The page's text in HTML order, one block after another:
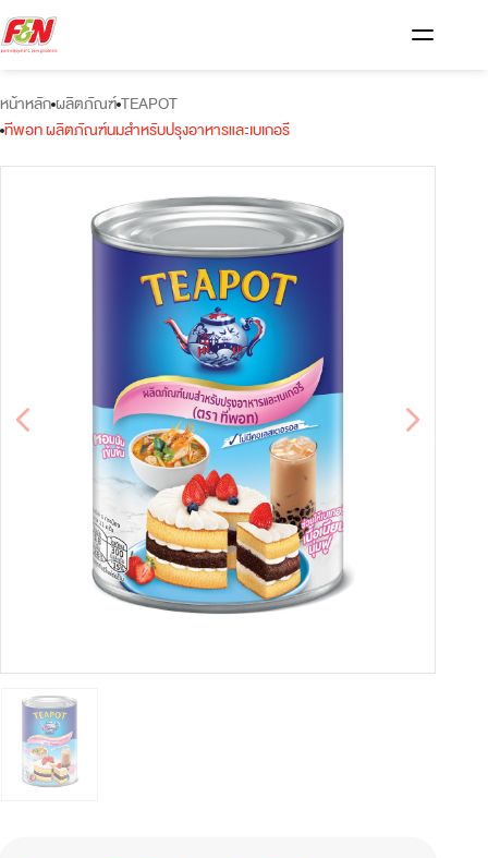
หน้าหลักผลิตภัณฑ์TEAPOT
ทีพอท ผลิตภัณฑ์นมสำหรับปรุงอาหารและเบเกอรี